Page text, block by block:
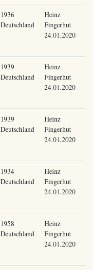
1936
Deutschland
Heinz
Fingerhut
24.01.2020
1939
Deutschland
Heinz
Fingerhut
24.01.2020
1939
Deutschland
Heinz
Fingerhut
24.01.2020
1934
Deutschland
Heinz
Fingerhut
24.01.2020
1958
Deutschland
Heinz
Fingerhut
24.01.2020